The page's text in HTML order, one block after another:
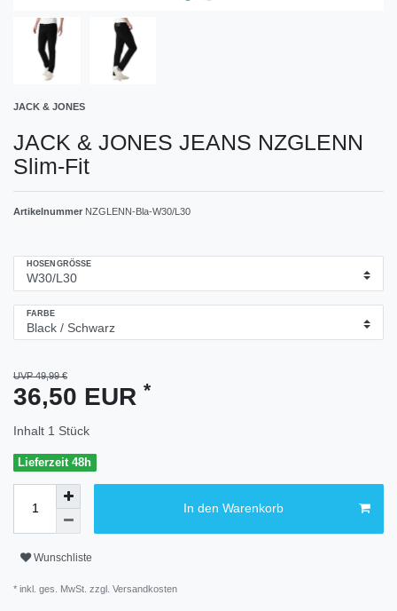
JACK & JONES
JACK & JONES JEANS NZGLENN
Slim-Fit
Artikelnummer NZGLENN-Bla-W30/L30
HOSENGRÖSSE
FARBE
UVP 49,99 €
36,50 EUR *
Inhalt 1 Stück
Lieferzeit 48h
In den Warenkorb
Wunschliste
* inkl. ges. MwSt. zzgl. Versandkosten